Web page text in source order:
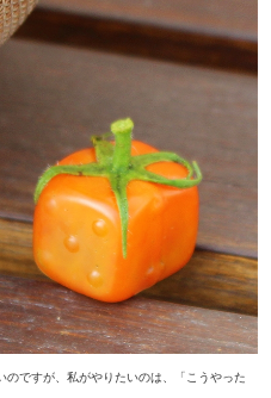
ですが、私がやりたいのは、「こうやった